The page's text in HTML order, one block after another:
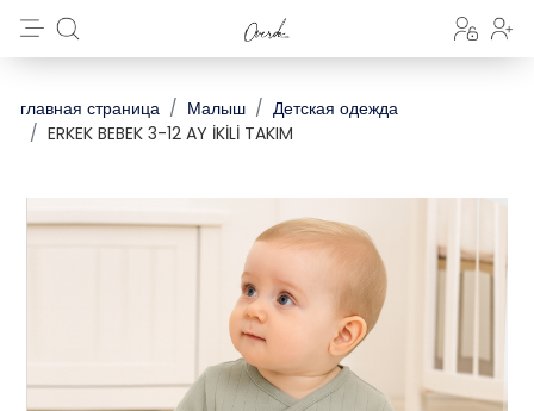
главная страница Малыш
Детская одежда
ERKEK BEBEK 3-12 AY İKİLİ TAKIM